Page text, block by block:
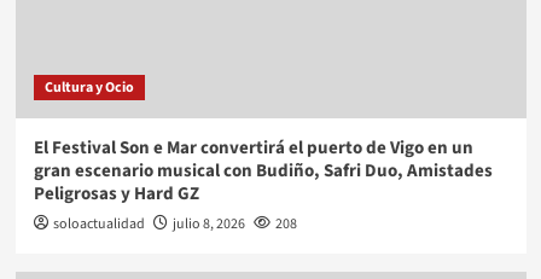
Cultura y Ocio
El Festival Son e Mar convertirá el puerto de Vigo en un
gran escenario musical con Budiño, Safri Duo, Amistades
Peligrosas y Hard GZ
soloactualidad julio 8, 2026 208